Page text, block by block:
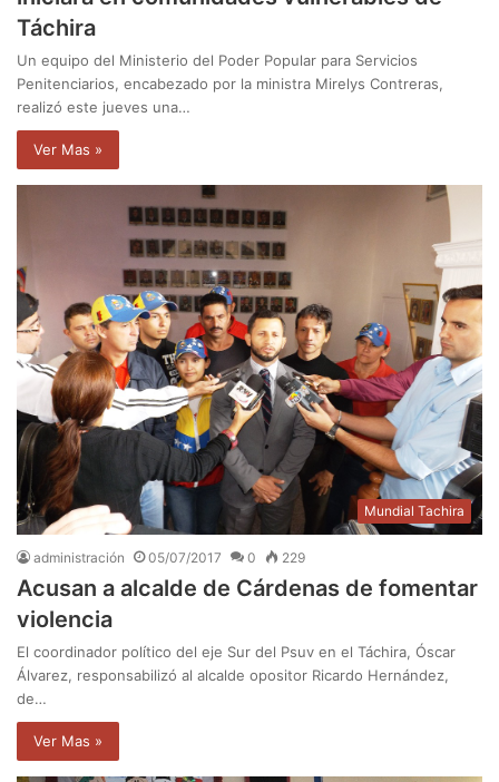
Táchira
Un equipo del Ministerio del Poder Popular para Servicios
Penitenciarios, encabezado por la ministra Mirelys Contreras,
realizó este jueves una…
Ver Mas »
Mundial Tachira
administración 05/07/2017 0 229
Acusan a alcalde de Cárdenas de fomentar
violencia
El coordinador político del eje Sur del Psuv en el Táchira, Óscar
Álvarez, responsabilizó al alcalde opositor Ricardo Hernández,
de…
Ver Mas »